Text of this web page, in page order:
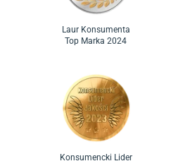
Laur Konsumenta
Top Marka 2024
Konsumencki Lider